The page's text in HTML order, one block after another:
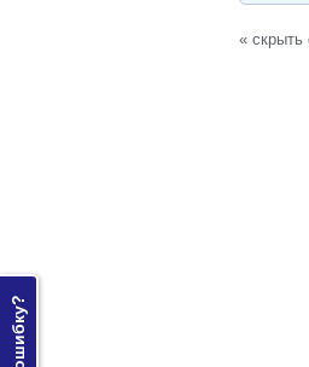
« скрыть